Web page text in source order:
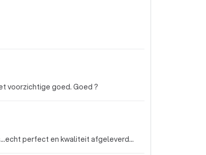
Kijk we hebben nog weinig ervaring met airco. dus is het voorzichtige goed. Goed ?
perfect en kwaliteit afgeleverd...